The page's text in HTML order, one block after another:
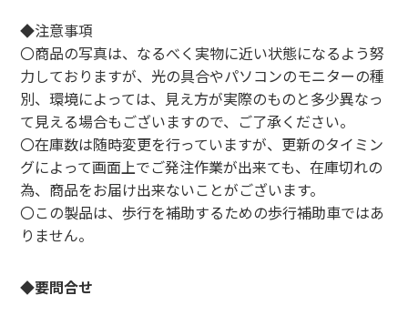
◆注意事項
〇商品の写真は、なるべく実物に近い状態になるよう努
力しておりますが、光の具合やパソコンのモニターの種
別、環境によっては、見え方が実際のものと多少異なっ
て見える場合もございますので、ご了承ください。
〇在庫数は随時変更を行っていますが、更新のタイミン
グによって画面上でご発注作業が出来ても、在庫切れの
為、商品をお届け出来ないことがございます。
〇この製品は、歩行を補助するための歩行補助車ではあ
りません。
◆要問合せ